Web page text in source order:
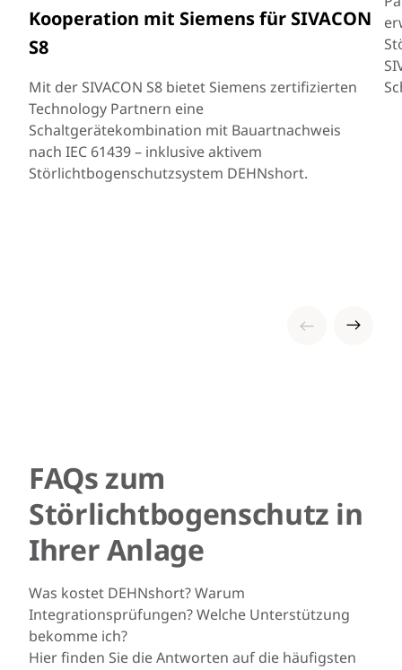
Kooperation mit Siemens für SIVACON
S8
Mit der SIVACON S8 bietet Siemens zertifizierten
Technology Partnern eine
Schaltgerätekombination mit Bauartnachweis
nach IEC 61439 – inklusive aktivem
Störlichtbogenschutzsystem DEHNshort.
FAQs zum
Störlichtbogenschutz in
Ihrer Anlage
Was kostet DEHNshort? Warum
Integrationsprüfungen? Welche Unterstützung
bekomme ich?
Hier finden Sie die Antworten auf die häufigsten